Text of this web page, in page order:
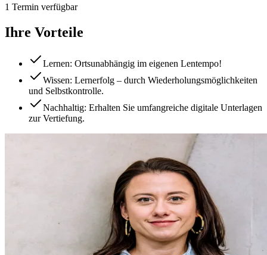
1 Termin verfügbar
Ihre Vorteile
Lernen: Ortsunabhängig im eigenen Lentempo!
Wissen: Lernerfolg – durch Wiederholungsmöglichkeiten
und Selbstkontrolle.
Nachhaltig: Erhalten Sie umfangreiche digitale Unterlagen
zur Vertiefung.